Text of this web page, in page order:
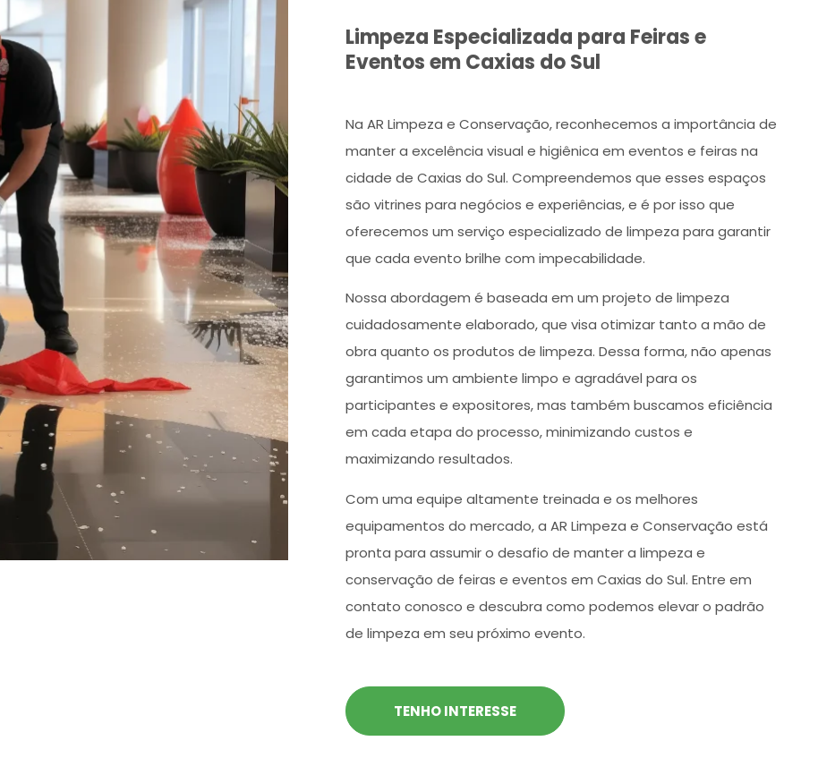
Limpeza Especializada para Feiras e
Eventos em Caxias do Sul
Na AR Limpeza e Conservação, reconhecemos a importância de
manter a excelência visual e higiênica em eventos e feiras na
cidade de Caxias do Sul. Compreendemos que esses espaços
são vitrines para negócios e experiências, e é por isso que
oferecemos um serviço especializado de limpeza para garantir
que cada evento brilhe com impecabilidade.
Nossa abordagem é baseada em um projeto de limpeza
cuidadosamente elaborado, que visa otimizar tanto a mão de
obra quanto os produtos de limpeza. Dessa forma, não apenas
garantimos um ambiente limpo e agradável para os
participantes e expositores, mas também buscamos eficiência
em cada etapa do processo, minimizando custos e
maximizando resultados.
Com uma equipe altamente treinada e os melhores
equipamentos do mercado, a AR Limpeza e Conservação está
pronta para assumir o desafio de manter a limpeza e
conservação de feiras e eventos em Caxias do Sul. Entre em
contato conosco e descubra como podemos elevar o padrão
de limpeza em seu próximo evento.
TENHO INTERESSE